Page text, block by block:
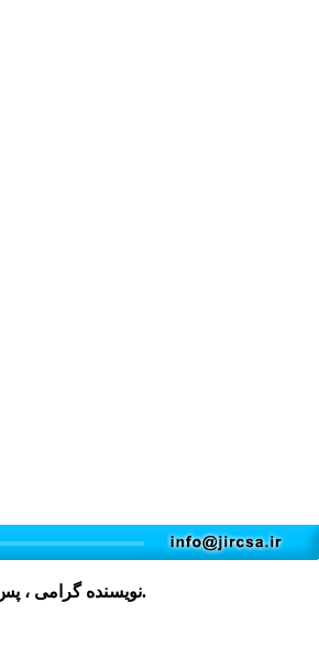
نویسنده گرامی ،کلیک نمایید و پس از تکمیل، در فایل های پیوست مقاله قرار دهید.